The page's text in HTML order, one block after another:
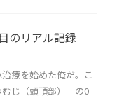
のリアル記録
療を始めた俺だ。こ
じ（頭頂部）」の0